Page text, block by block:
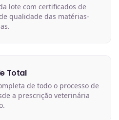
lote com certificados de
qualidade das matérias-
Total
de todo o processo de
a prescrição veterinária